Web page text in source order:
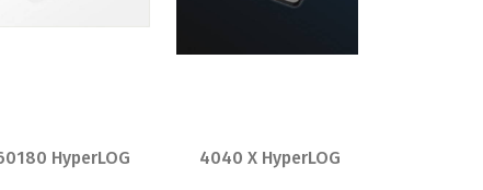
HyperLOG 4040 X HyperLOG